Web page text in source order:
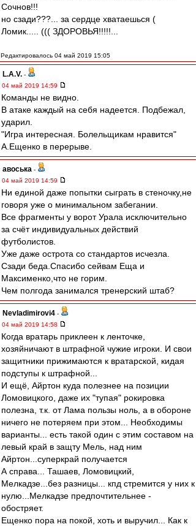
Сочнов!!!
но сзади???... за сердце хватаешься (
Ломик..... ((( ЗДОРОВЬЯ!!!!!...
Редактировалось 04 май 2019 15:05
L.А.V. -
04 май 2019 14:59
Команды не видно.
В атаке каждый на себя надеется. Подбежал,
ударил.
"Игра интересная. Болельщикам нравится"
А.Ещенко в перерыве.
авоська -
04 май 2019 14:59
Ни единой даже попытки сыграть в стеночку,не
говоря уже о минимальном забегании.
Все фрагменты у ворот Урала исключительно
за счёт индивидуальных действий
футболистов.
Уже даже острота со стандартов исчезла.
Сзади беда.Спасибо сейвам Еща и
Максименко,что не горим.
Чем полгода занимался тренерский штаб?
Nevladimirovi4 -
04 май 2019 14:58
Когда вратарь приклеен к ленточке,
хозяйничают в штрафной чужие игроки. И свои
защитники прижимаются к вратарской, кидая
подступы к штрафной...
И ещё, Айртон куда полезнее на позиции
Ломовицкого, даже их "тупая" рокировка
полезна, т.к. от Лама пользы ноль, а в обороне
ничего не потеряем при этом... Необходимы
варианты... есть такой один с этим составом на
левый край в защту Мель, над ним
Айртон...суперкрай получается
А справа... Ташаев, Ломовицкий,
Мелкадзе...без разницы... кпд стремится у них к
нулю...Мелкадзе предпочтительнее -
обостряет.
Ещенко пора на покой, хоть и выручил... Как к